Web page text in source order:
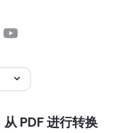
从 PDF 进行转换